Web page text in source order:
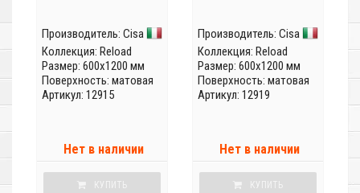
Производитель: Cisa
Коллекция: Reload
Размер: 600x1200 мм
Поверхность: матовая
Артикул: 12915
Нет в наличии
КУПИТЬ
Производитель: Cisa
Коллекция: Reload
Размер: 600x1200 мм
Поверхность: матовая
Артикул: 12919
Нет в наличии
КУПИТЬ